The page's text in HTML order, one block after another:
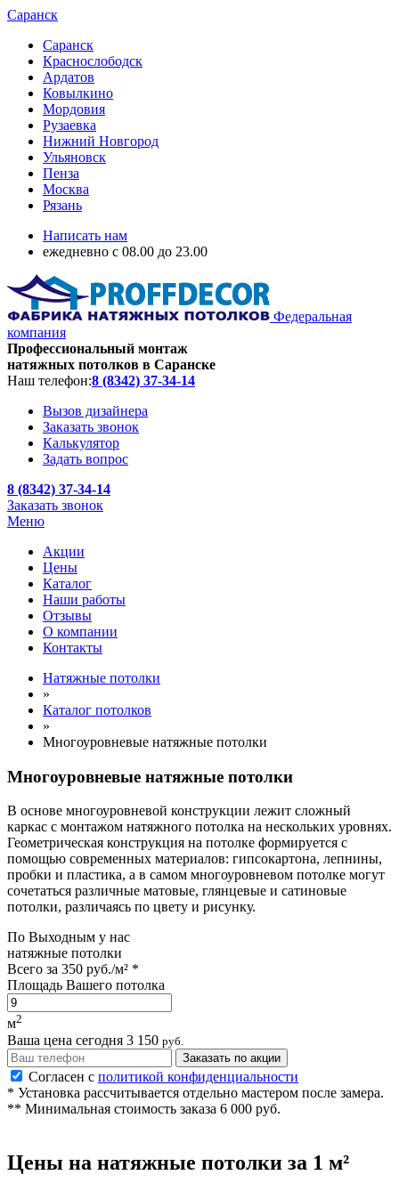
Саранск
Саранск
Краснослободск
Ардатов
Ковылкино
Мордовия
Рузаевка
Нижний Новгород
Ульяновск
Пенза
Москва
Рязань
Написать нам
ежедневно с 08.00 до 23.00
Федеральная
компания
Профессиональный монтаж
натяжных потолков в Саранске
Наш телефон:8 (8342) 37-34-14
Вызов дизайнера
Заказать звонок
Калькулятор
Задать вопрос
8 (8342) 37-34-14
Заказать звонок
Меню
Акции
Цены
Каталог
Наши работы
Отзывы
О компании
Контакты
Натяжные потолки
»
Каталог потолков
»
Многоуровневые натяжные потолки
Многоуровневые натяжные потолки
В основе многоуровневой конструкции лежит сложный
каркас с монтажом натяжного потолка на нескольких уровнях.
Геометрическая конструкция на потолке формируется с
помощью современных материалов: гипсокартона, лепнины,
пробки и пластика, а в самом многоуровневом потолке могут
сочетаться различные матовые, глянцевые и сатиновые
потолки, различаясь по цвету и рисунку.
По Выходным у нас
натяжные потолки
Всего за 350 руб./м² *
Площадь Вашего потолка
м2
Ваша цена сегодня 3 150 руб.
Заказать по акции
Согласен с политикой конфиденциальности
* Установка рассчитывается отдельно мастером после замера.
** Минимальная стоимость заказа 6 000 руб.
Цены на натяжные потолки за 1 м²